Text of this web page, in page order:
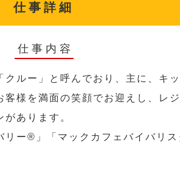
仕事詳細
仕事内容
ルー」と呼んでおり、主に、キ
様を満面の笑顔でお迎えし、レ
あります。
ー®︎」「マックカフェバイバリ